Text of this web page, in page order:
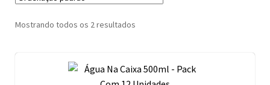
Mostrando todos os 2 resultados